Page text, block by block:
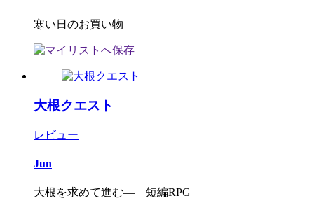
寒い日のお買い物
大根クエスト
レビュー
Jun
大根を求めて進む― 短編RPG